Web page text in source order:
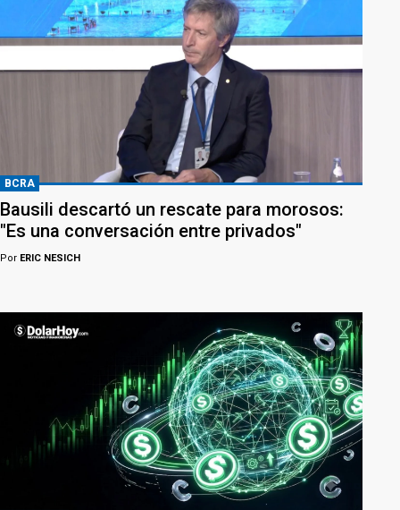
BCRA
Bausili descartó un rescate para morosos:
"Es una conversación entre privados"
Por ERIC NESICH